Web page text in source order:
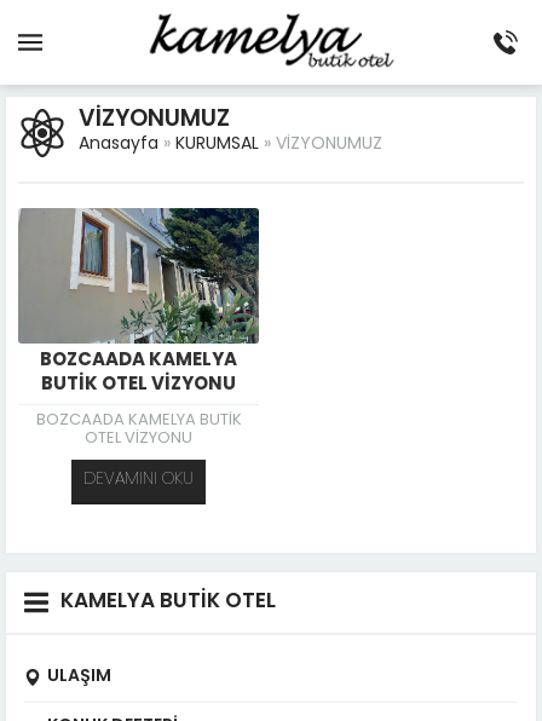
VİZYONUMUZ
Anasayfa » KURUMSAL » VİZYONUMUZ
BOZCAADA KAMELYA
BUTİK OTEL VİZYONU
BOZCAADA KAMELYA BUTİK
OTEL VİZYONU
DEVAMINI OKU
KAMELYA BUTİK OTEL
ULAŞIM